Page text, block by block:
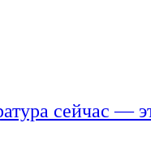
сейчас —